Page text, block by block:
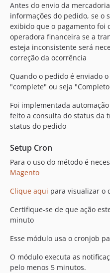
Antes do envio da
informações do pedido, se o
exibido que o pagamento foi
operadora financeira se a
esteja inconsistente será
correção da ocorrência
Quando o pedido é enviado
"complete" ou seja
Foi implementada
feito a consulta do status da
status do pedido
Setup Cron
Para o uso do método é
Magento
Clique aqui para visualizar o
Certifique-se de que ação
minuto
Esse módulo usa o cronjob
O módulo executa as
pelo menos 5 minutos.